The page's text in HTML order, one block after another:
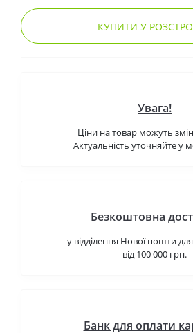
КУПИТИ У
Увага!
Ціни на товар можуть
Актуальність уточняйте у
Безкоштовна
у відділення Нової пошти
від 100 000 грн.
Банк для оплати